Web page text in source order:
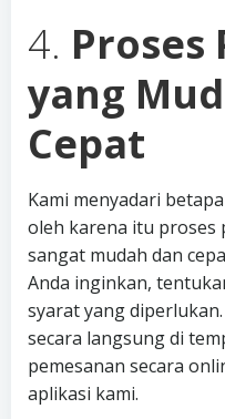
4. Proses
yang
Cepat
Kami menyadari
oleh karena itu proses
sangat mudah dan
Anda inginkan,
syarat yang
secara langsung di
pemesanan secara
aplikasi kami.